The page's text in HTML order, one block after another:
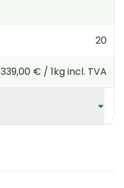
20
339,00 € / 1kgincl. TVA